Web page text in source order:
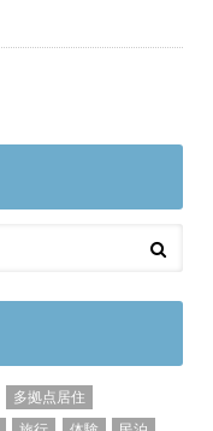
多拠点居住